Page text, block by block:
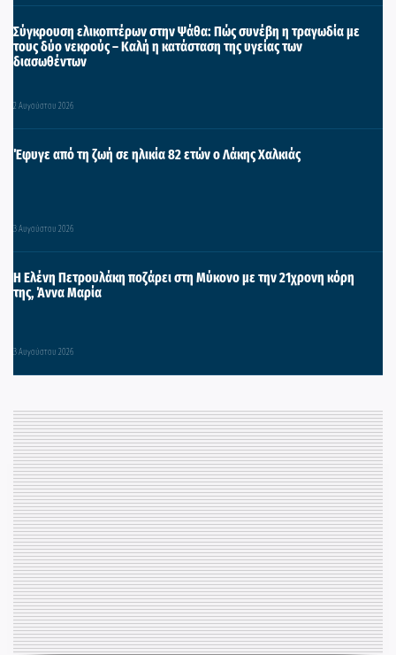
Σύγκρουση ελικοπτέρων στην Ψάθα: Πώς συνέβη η τραγωδία με
τους δύο νεκρούς – Καλή η κατάσταση της υγείας των
διασωθέντων
2 Αυγούστου 2026
Έφυγε από τη ζωή σε ηλικία 82 ετών ο Λάκης Χαλκιάς
3 Αυγούστου 2026
Η Ελένη Πετρουλάκη ποζάρει στη Μύκονο με την 21χρονη κόρη
της, Άννα Μαρία
3 Αυγούστου 2026